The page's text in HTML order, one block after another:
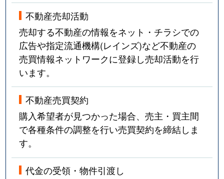
不動産売却活動
売却する不動産の情報をネット・チラシでの
広告や指定流通機構(レインズ)など不動産の
売買情報ネットワークに登録し売却活動を行
います。
不動産売買契約
購入希望者が見つかった場合、売主・買主間
で各種条件の調整を行い売買契約を締結しま
す。
代金の受領・物件引渡し